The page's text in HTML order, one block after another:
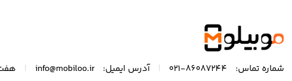
شماره تماس: 86087244-021 آدرس ایمیل: info@mobiloo.ir